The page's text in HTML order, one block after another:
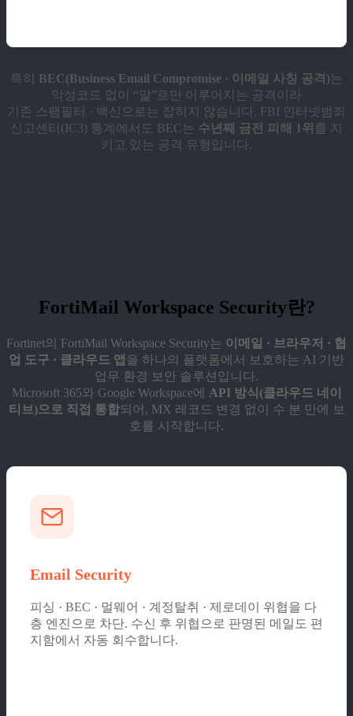
특히 BEC(Business Email Compromise · 이메일 사칭 공격)는
악성코드 없이 “말”로만 이루어지는 공격이라
기존 스팸필터 · 백신으로는 잡히지 않습니다. FBI 인터넷범죄
신고센터(IC3) 통계에서도 BEC는 수년째 금전 피해 1위 를 지
키고 있는 공격 유형입니다.
FortiMail Workspace Security란?
Fortinet의 FortiMail Workspace Security는 이메일 · 브라우저 · 협
업 도구 · 클라우드 앱 을 하나의 플랫폼에서 보호하는 AI 기반
업무 환경 보안 솔루션입니다.
Microsoft 365와 Google Workspace에 API 방식(클라우드 네이
티브)으로 직접 통합되어, MX 레코드 변경 없이 수 분 만에 보
호를 시작합니다.
Email Security
피싱 · BEC · 멀웨어 · 계정탈취 · 제로데이 위협을 다
층 엔진으로 차단. 수신 후 위협으로 판명된 메일도 편
지함에서 자동 회수합니다.